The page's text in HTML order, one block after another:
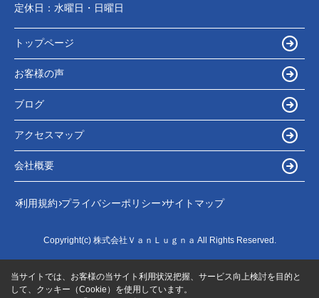
定休日： 水曜日・日曜日
トップページ
お客様の声
ブログ
アクセスマップ
会社概要
利用規約 プライバシーポリシー サイトマップ
Copyright(c) 株式会社ＶａｎＬｕｇｎａ All Rights Reserved.
当サイトでは、お客様の当サイト利用状況把握、サービス向上検討を目的と
して、クッキー（Cookie）を使用しています。